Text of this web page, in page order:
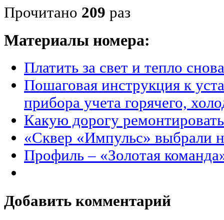
Прочитано 209 раз
Материалы номера:
Платить за свет и тепло
Пошаговая инструкция к
прибора учета горячего,
Какую дорогу
«Сквер «Импульс» выбрали
Профиль – «Золотая
Добавить комментарий